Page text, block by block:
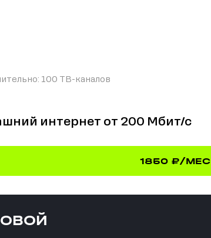
100 ТВ-каналов
интернет от 200 Мбит/с
1850 ₽/МЕС